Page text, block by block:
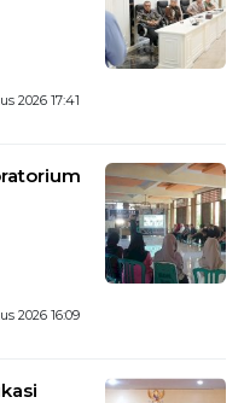
2026 17:41
2026 16:09